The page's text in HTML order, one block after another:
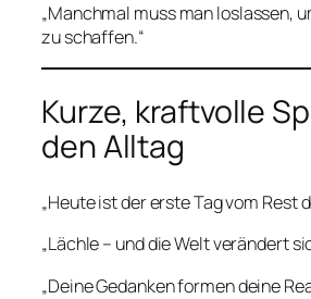
„Manchmal muss man loslassen,
zu schaffen.“
Kurze, kraftvolle
den Alltag
„Heute ist der erste Tag vom Rest
„Lächle – und die Welt verändert
„Deine Gedanken formen deine